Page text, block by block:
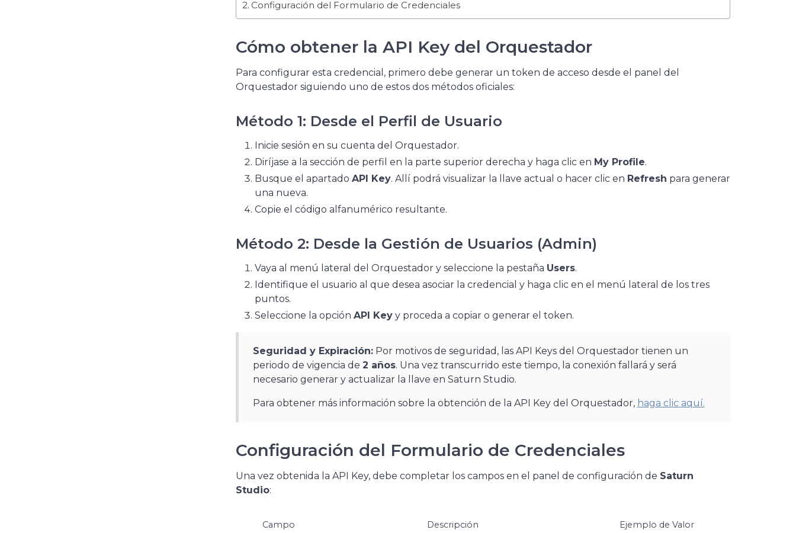
Configuración del Formulario de Credenciales
Cómo obtener la API Key del Orquestador
Para configurar esta credencial, primero debe generar un token de acceso desde el panel del
Orquestador siguiendo uno de estos dos métodos oficiales:
Método 1: Desde el Perfil de Usuario
Inicie sesión en su cuenta del Orquestador.
Diríjase a la sección de perfil en la parte superior derecha y haga clic en My Profile.
Busque el apartado API Key. Allí podrá visualizar la llave actual o hacer clic en Refresh para generar
una nueva.
Copie el código alfanumérico resultante.
Método 2: Desde la Gestión de Usuarios (Admin)
Vaya al menú lateral del Orquestador y seleccione la pestaña Users.
Identifique el usuario al que desea asociar la credencial y haga clic en el menú lateral de los tres
puntos.
Seleccione la opción API Keyy proceda a copiar o generar el token.
Seguridad y Expiración:Por motivos de seguridad, las API Keys del Orquestador tienen un
periodo de vigencia de 2 años. Una vez transcurrido este tiempo, la conexión fallará y será
necesario generar y actualizar la llave en Saturn Studio.
Para obtener más información sobre la obtención de la API Key del Orquestador, haga clic aquí.
Configuración del Formulario de Credenciales
Una vez obtenida la API Key, debe completar los campos en el panel de configuración de Saturn
Studio:
Campo Descripción Ejemplo de Valor